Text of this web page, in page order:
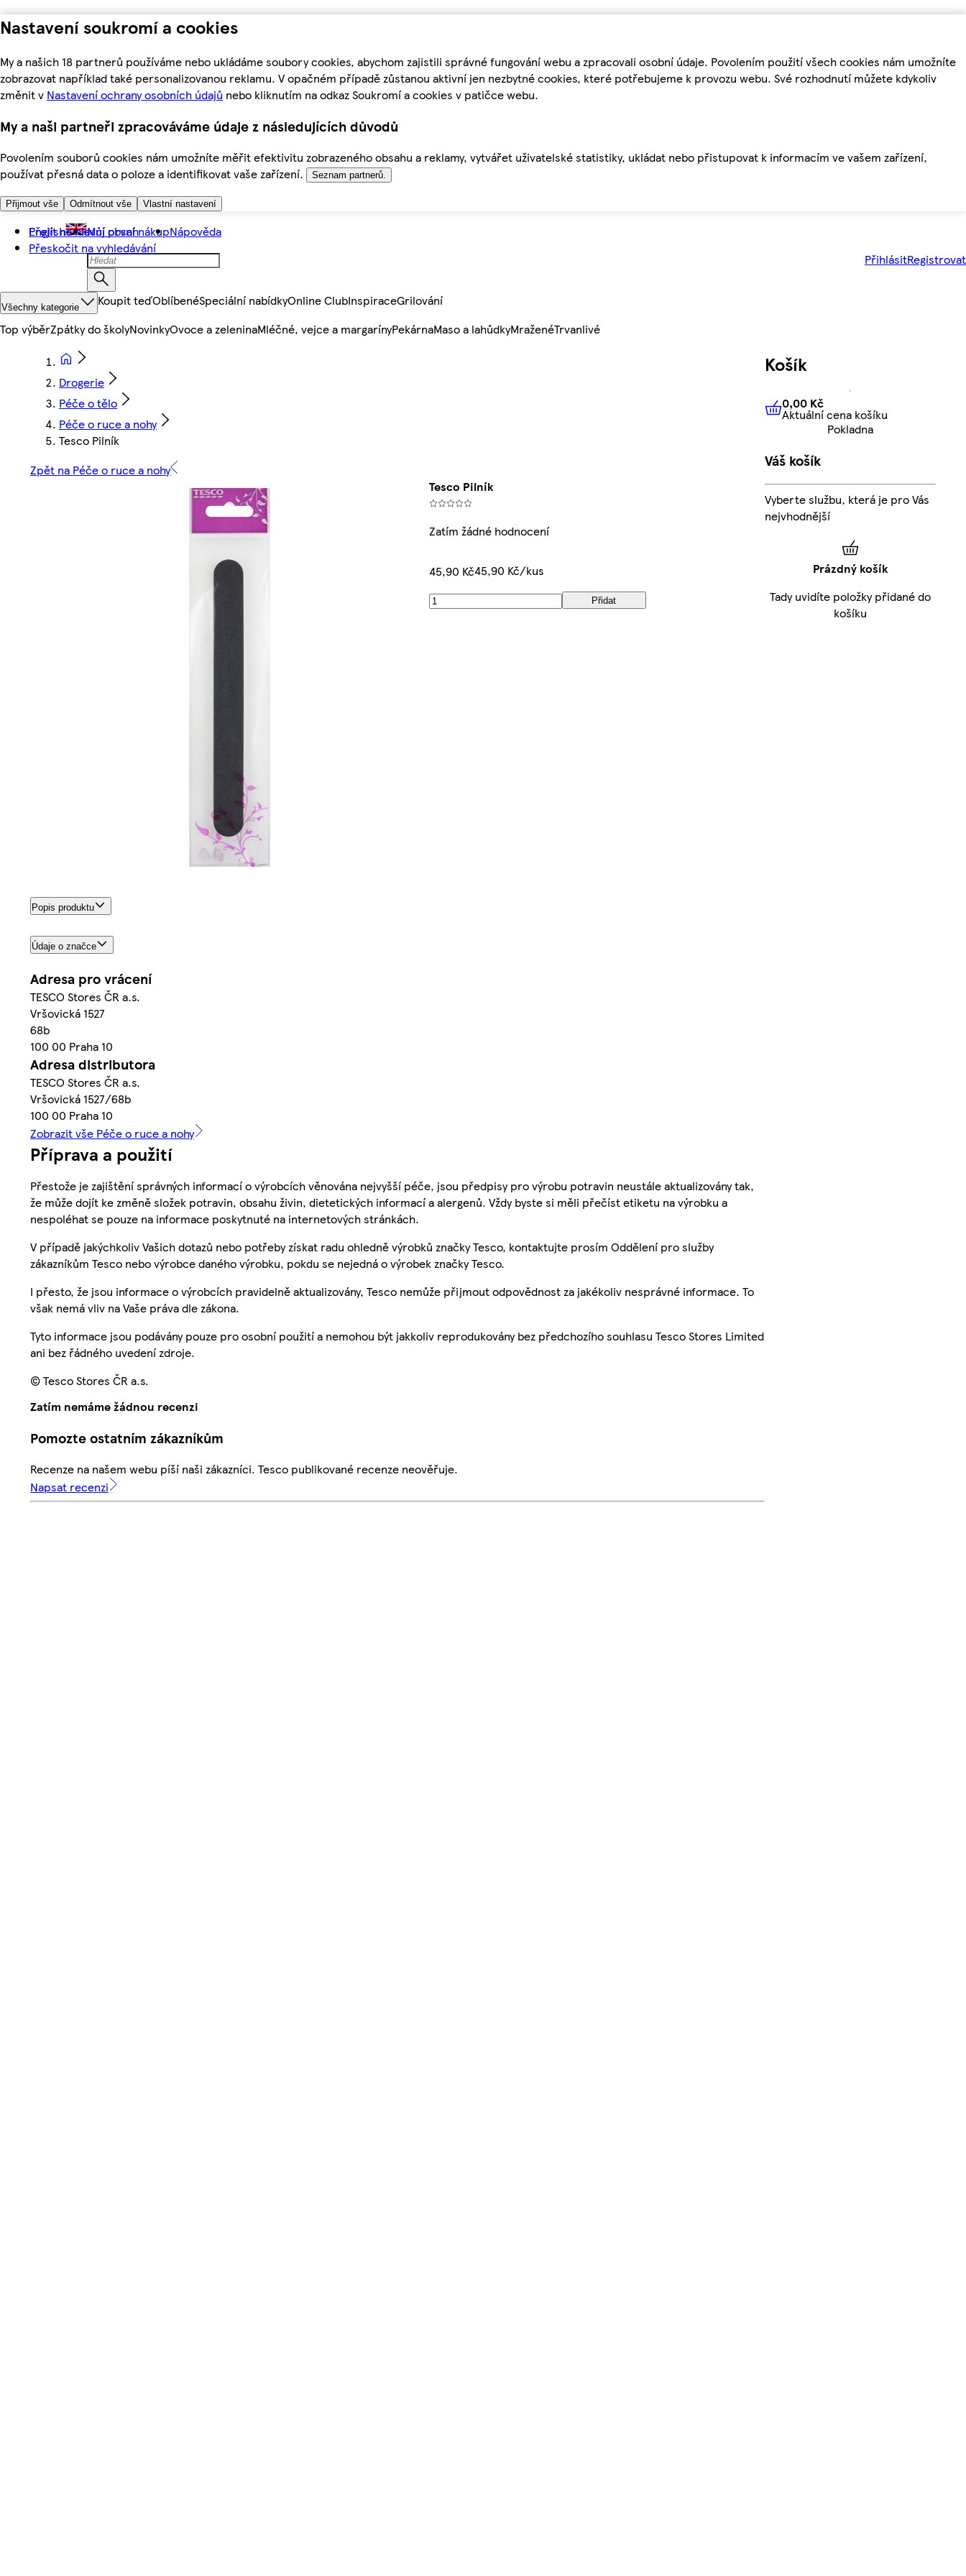
Nastavení soukromí a cookies
My a našich 18 partnerů používáme nebo ukládáme soubory cookies, abychom zajistili správné fungování webu a zpracovali osobní údaje. Povolením použití všech cookies nám umožníte
zobrazovat například také personalizovanou reklamu. V opačném případě zůstanou aktivní jen nezbytné cookies, které potřebujeme k provozu webu. Své rozhodnutí můžete kdykoliv
změnit v Nastavení ochrany osobních údajů nebo kliknutím na odkaz Soukromí a cookies v patičce webu.
My a naši partneři zpracováváme údaje z následujících důvodů
Povolením souborů cookies nám umožníte měřit efektivitu zobrazeného obsahu a reklamy, vytvářet uživatelské statistiky, ukládat nebo přistupovat k informacím ve vašem zařízení,
používat přesná data o poloze a identifikovat vaše zařízení.
Seznam partnerů.
Přijmout vše Odmítnout vše Vlastní nastavení
Přejít na hlavní obsah
Přeskočit na vyhledávání
English Můj první nákupNápověda
PřihlásitRegistrovat
Všechny kategorie Koupit teďOblíbenéSpeciální nabídkyOnline ClubInspiraceGrilování
Top výběrZpátky do školyNovinkyOvoce a zeleninaMléčné, vejce a margarínyPekárnaMaso a lahůdkyMraženéTrvanlivé
Drogerie
Péče o tělo
Péče o ruce a nohy
Tesco Pilník
Zpět na Péče o ruce a nohy
Tesco Pilník
Zatím žádné hodnocení
45,90 Kč45,90 Kč/kus
Přidat
Popis produktu
Údaje o značce
Adresa pro vrácení
TESCO Stores ČR a.s.
Vršovická 1527
68b
100 00 Praha 10
Adresa distributora
TESCO Stores ČR a.s.
Vršovická 1527/68b
100 00 Praha 10
Zobrazit vše Péče o ruce a nohy
Příprava a použití
Přestože je zajištění správných informací o výrobcích věnována nejvyšší péče, jsou předpisy pro výrobu potravin neustále aktualizovány tak,
že může dojít ke změně složek potravin, obsahu živin, dietetických informací a alergenů. Vždy byste si měli přečíst etiketu na výrobku a
nespoléhat se pouze na informace poskytnuté na internetových stránkách.
V případě jakýchkoliv Vašich dotazů nebo potřeby získat radu ohledně výrobků značky Tesco, kontaktujte prosím Oddělení pro služby
zákazníkům Tesco nebo výrobce daného výrobku, pokdu se nejedná o výrobek značky Tesco.
I přesto, že jsou informace o výrobcích pravidelně aktualizovány, Tesco nemůže přijmout odpovědnost za jakékoliv nesprávné informace. To
však nemá vliv na Vaše práva dle zákona.
Tyto informace jsou podávány pouze pro osobní použití a nemohou být jakkoliv reprodukovány bez předchozího souhlasu Tesco Stores Limited
ani bez řádného uvedení zdroje.
© Tesco Stores ČR a.s.
Zatím nemáme žádnou recenzi
Pomozte ostatním zákazníkům
Recenze na našem webu píší naši zákazníci. Tesco publikované recenze neověřuje.
Napsat recenzi
Košík
0,00 KčAktuální cena košíku
0,00 Kč
Aktuální cena košíku
Pokladna
Váš košík
Vyberte službu, která je pro Vás
nejvhodnější
Prázdný košík
Tady uvidíte položky přidané do
košíku